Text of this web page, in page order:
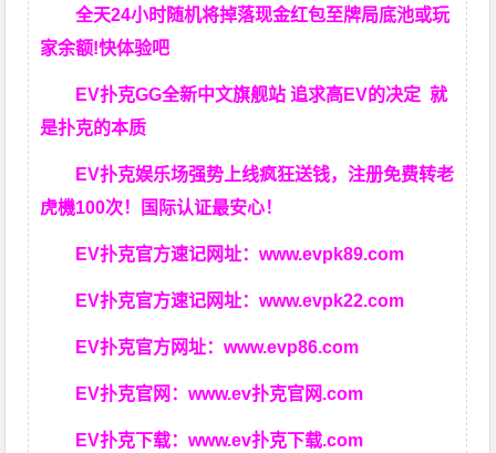
全天24小时随机将掉落现金红包至牌局底池或玩
家余额!快体验吧
EV扑克GG全新中文旗舰站 追求高EV的决定就
是扑克的本质
EV扑克娱乐场强势上线疯狂送钱，注册免费转老
虎機100次！国际认证最安心！
EV扑克官方速记网址：www.evpk89.com
EV扑克官方速记网址：www.evpk22.com
EV扑克官方网址：www.evp86.com
EV扑克官网：www.ev扑克官网.com
EV扑克下载：www.ev扑克下载.com